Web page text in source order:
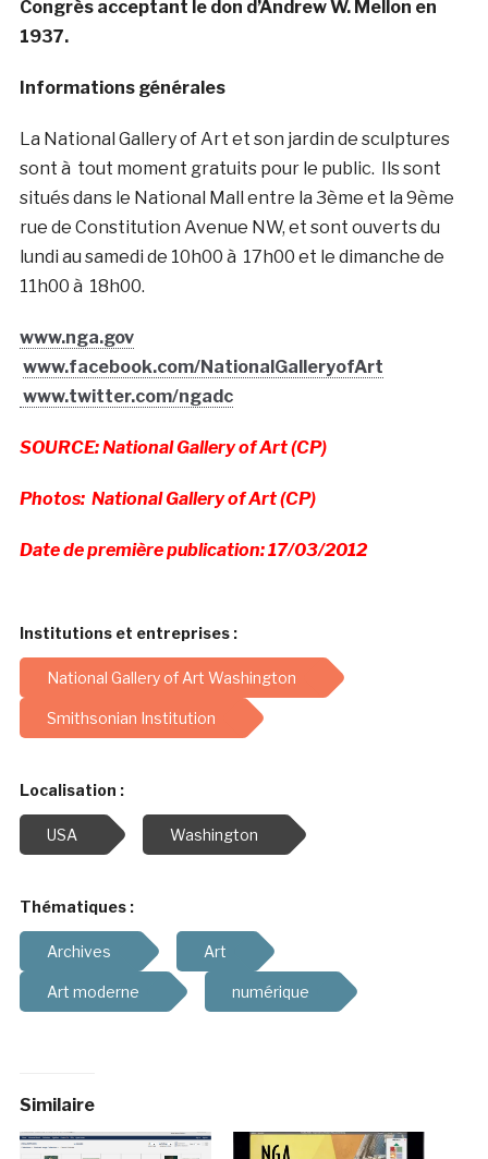
Congrès acceptant le don d’Andrew W. Mellon en
1937.
Informations générales
La National Gallery of Art et son jardin de sculptures
sont à tout moment gratuits pour le public. Ils sont
situés dans le National Mall entre la 3ème et la 9ème
rue de Constitution Avenue NW, et sont ouverts du
lundi au samedi de 10h00 à 17h00 et le dimanche de
11h00 à 18h00.
www.nga.gov
www.facebook.com/NationalGalleryofArt
www.twitter.com/ngadc
SOURCE: National Gallery of Art (CP)
Photos: National Gallery of Art (CP)
Date de première publication: 17/03/2012
Institutions et entreprises :
National Gallery of Art Washington
Smithsonian Institution
Localisation :
USA Washington
Thématiques :
Archives Art
Art moderne numérique
Similaire